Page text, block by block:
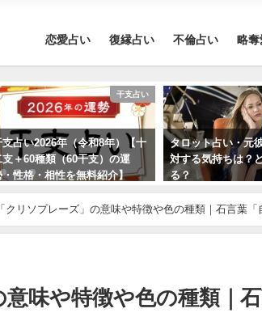
恋愛占い 復縁占い 不倫占い 略奪
復縁
ロット占い・元彼の今の私に
する気持ちは？どう思って
？
【2026年】12星座
め
クリソプレーズ」の意味や特徴や色の種類｜石言葉「
味や特徴や色の種類｜